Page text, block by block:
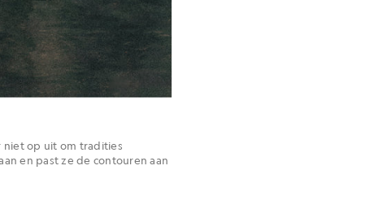
niet op uit om tradities
en past ze de contouren aan